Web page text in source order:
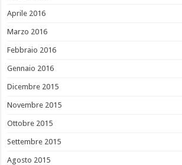
Aprile 2016
Marzo 2016
Febbraio 2016
Gennaio 2016
Dicembre 2015
Novembre 2015
Ottobre 2015
Settembre 2015
Agosto 2015